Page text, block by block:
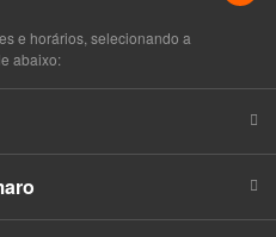
e horários, selecionando a
abaixo: